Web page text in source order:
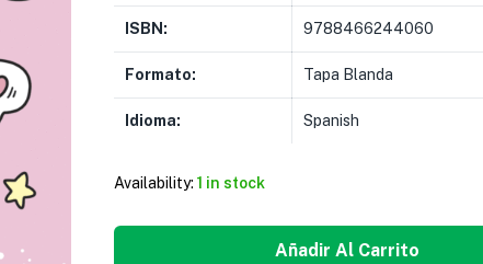
ISBN: 9788466244060
Formato: Tapa Blanda
Idioma: Spanish
Availability: 1 in stock
Añadir Al Carrito